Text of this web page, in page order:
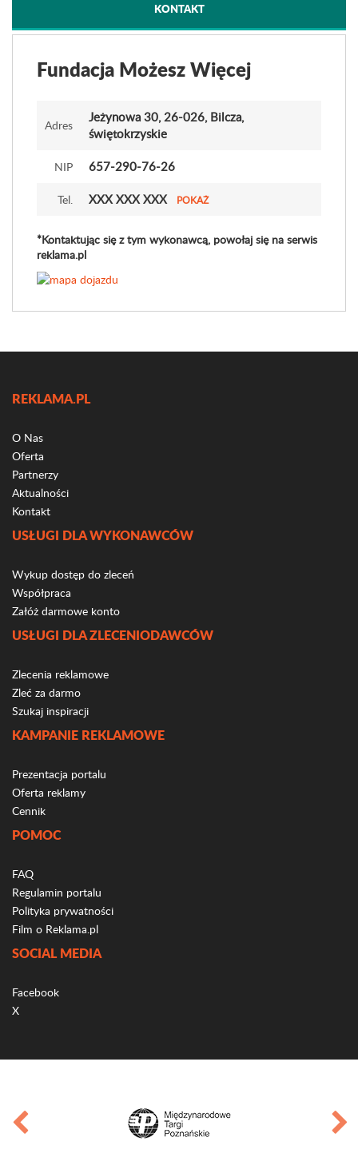
KONTAKT
Fundacja Możesz Więcej
Adres
Jeżynowa 30, 26-026, Bilcza,
świętokrzyskie
NIP 657-290-76-26
Tel. XXX XXX XXX POKAŻ
*Kontaktując się z tym wykonawcą, powołaj się na serwis
reklama.pl
REKLAMA.PL
O Nas
Oferta
Partnerzy
Aktualności
Kontakt
USŁUGI DLA WYKONAWCÓW
Wykup dostęp do zleceń
Współpraca
Załóż darmowe konto
USŁUGI DLA ZLECENIODAWCÓW
Zlecenia reklamowe
Zleć za darmo
Szukaj inspiracji
KAMPANIE REKLAMOWE
Prezentacja portalu
Oferta reklamy
Cennik
POMOC
FAQ
Regulamin portalu
Polityka prywatności
Film o Reklama.pl
SOCIAL MEDIA
Facebook
X